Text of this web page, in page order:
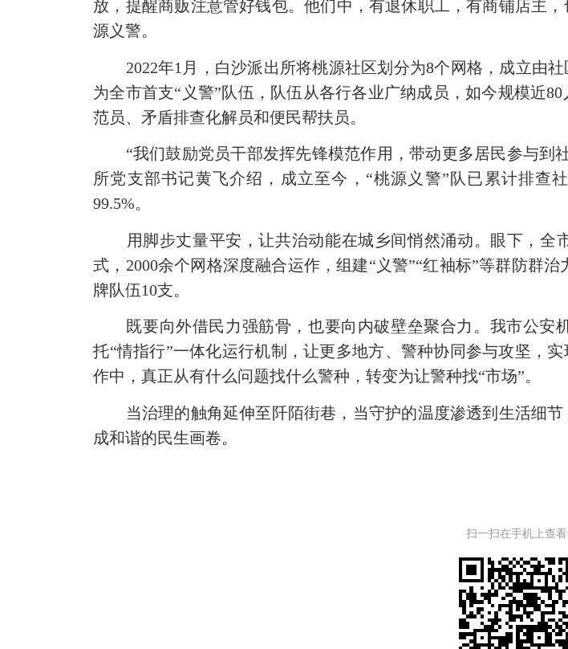
放，提醒商贩注意管好钱包。他们中，有退休职工，有商铺店主
源义警。
2022年1月，白沙派出所将桃源社区划分为8个网格，成立由
为全市首支“义警”队伍，队伍从各行各业广纳成员，如今规模近
范员、矛盾排查化解员和便民帮扶员。
“我们鼓励党员干部发挥先锋模范作用，带动更多居民参与
所党支部书记黄飞介绍，成立至今，“桃源义警”队已累计排查
99.5%。
用脚步丈量平安，让共治动能在城乡间悄然涌动。眼下，全
式，2000余个网格深度融合运作，组建“义警”“红袖标”等群防群
牌队伍10支。
既要向外借民力强筋骨，也要向内破壁垒聚合力。我市公
托“情指行”一体化运行机制，让更多地方、警种协同参与攻坚，
作中，真正从有什么问题找什么警种，转变为让警种找“市场”。
当治理的触角延伸至阡陌街巷，当守护的温度渗透到生活细
成和谐的民生画卷。
扫一扫在手机上查